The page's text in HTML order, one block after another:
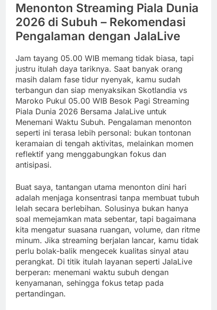
Menonton Streaming Piala Dunia
2026 di Subuh – Rekomendasi
Pengalaman dengan JalaLive
Jam tayang 05.00 WIB memang tidak biasa, tapi
justru itulah daya tariknya. Saat banyak orang
masih dalam fase tidur nyenyak, kamu sudah
terbangun dan siap menyaksikan Skotlandia vs
Maroko Pukul 05.00 WIB Besok Pagi Streaming
Piala Dunia 2026 Bersama JalaLive untuk
Menemani Waktu Subuh. Pengalaman menonton
seperti ini terasa lebih personal: bukan tontonan
keramaian di tengah aktivitas, melainkan momen
reflektif yang menggabungkan fokus dan
antisipasi.
Buat saya, tantangan utama menonton dini hari
adalah menjaga konsentrasi tanpa membuat tubuh
lelah secara berlebihan. Solusinya bukan hanya
soal memejamkan mata sebentar, tapi bagaimana
kita mengatur suasana ruangan, volume, dan ritme
minum. Jika streaming berjalan lancar, kamu tidak
perlu bolak-balik mengecek kualitas sinyal atau
perangkat. Di titik itulah layanan seperti JalaLive
berperan: menemani waktu subuh dengan
kenyamanan, sehingga fokus tetap pada
pertandingan.